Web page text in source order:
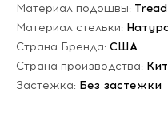
Материал подошвы:
Материал стельки:
Страна Бренда: США
Страна производства:
Застежка: Без застежки